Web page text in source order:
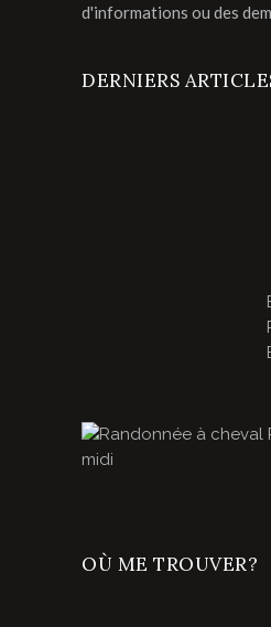
d'informations ou des
DERNIERS
OÙ ME TROUVER?